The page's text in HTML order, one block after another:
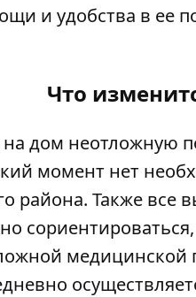
и удобства в ее
Что
дом неотложную
момент нет
района. Также
медицинской